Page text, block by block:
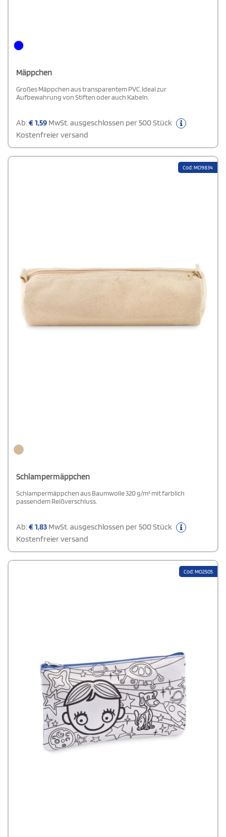
Mäppchen
Großes Mäppchen aus transparentem PVC. Ideal zur
Aufbewahrung von Stiften oder auch Kabeln.
Ab:€1,59 MwSt. ausgeschlossen per 500 Stück
Kostenfreier versand
Cod: MO9834
Schlampermäppchen
Schlampermäppchen aus Baumwolle 320 g/m² mit farblich
passendem Reißverschluss.
Ab:€1,83 MwSt. ausgeschlossen per 500 Stück
Kostenfreier versand
Cod: MO2505